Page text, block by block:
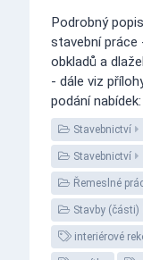
Podrobný
stavební práce
obkladů a
- dále viz
podání
Stavebnictví
Stavebnictví
Řemeslné
Stavby (části)
interiérové